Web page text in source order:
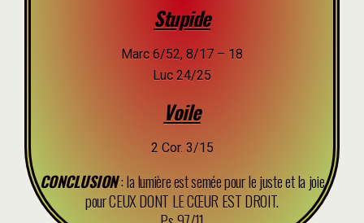
Stupide
Marc 6/52, 8/17 – 18
Luc 24/25
Voile
2 Cor. 3/15
CONCLUSION: la lumière est semée pour le juste et la joie
pour CEUX DONT LE CŒUR EST DROIT.